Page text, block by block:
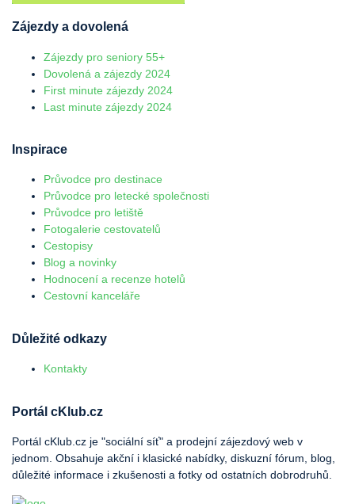
Zájezdy a dovolená
Zájezdy pro seniory 55+
Dovolená a zájezdy 2024
First minute zájezdy 2024
Last minute zájezdy 2024
Inspirace
Průvodce pro destinace
Průvodce pro letecké společnosti
Průvodce pro letiště
Fotogalerie cestovatelů
Cestopisy
Blog a novinky
Hodnocení a recenze hotelů
Cestovní kanceláře
Důležité odkazy
Kontakty
Portál cKlub.cz
Portál cKlub.cz je "sociální síť" a prodejní zájezdový web v
jednom. Obsahuje akční i klasické nabídky, diskuzní fórum, blog,
důležité informace i zkušenosti a fotky od ostatních dobrodruhů.